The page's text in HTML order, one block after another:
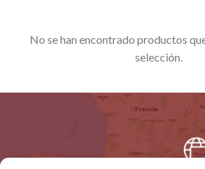
No se han encontrado productos
selección.